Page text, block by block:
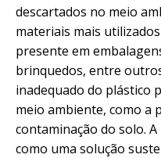
descartados no meio
materiais mais
presente em
brinquedos, entre
inadequado do plástico
meio ambiente, como a
contaminação do solo.
como uma solução